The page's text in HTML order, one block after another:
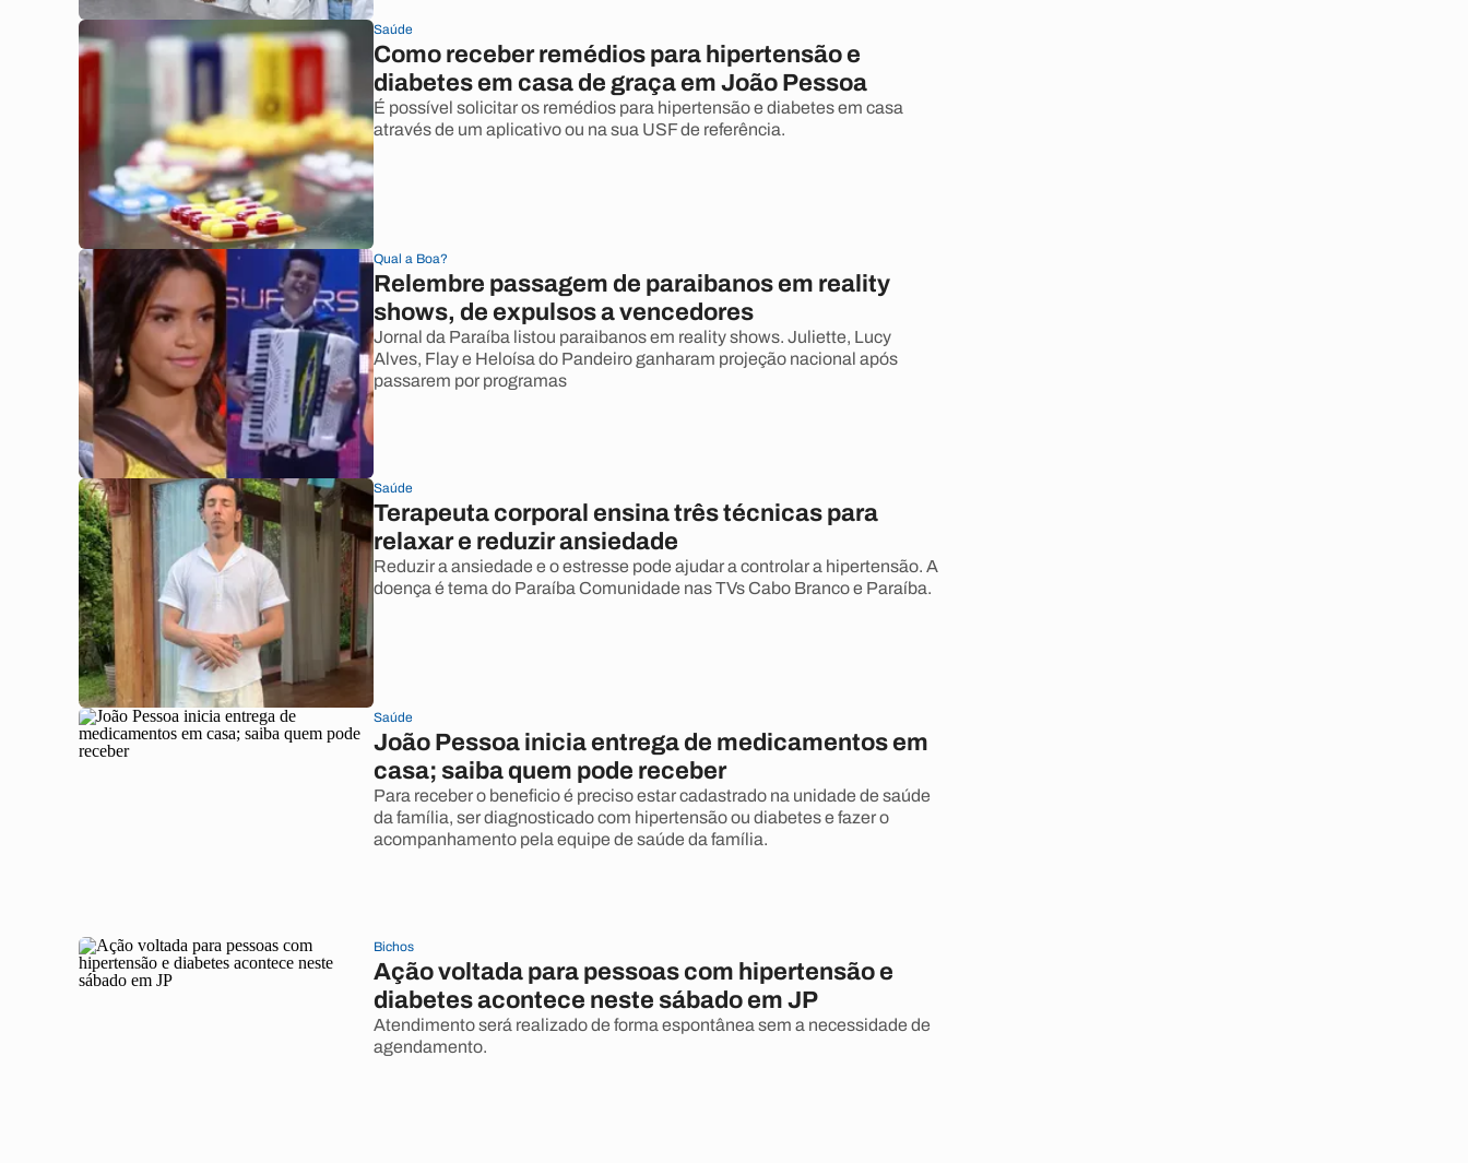
Saúde
Como receber remédios para hipertensão e
diabetes em casa de graça em João Pessoa
É possível solicitar os remédios para hipertensão e diabetes em casa
através de um aplicativo ou na sua USF de referência.
Qual a Boa?
Relembre passagem de paraibanos em reality
shows, de expulsos a vencedores
Jornal da Paraíba listou paraibanos em reality shows. Juliette, Lucy
Alves, Flay e Heloísa do Pandeiro ganharam projeção nacional após
passarem por programas
Saúde
Terapeuta corporal ensina três técnicas para
relaxar e reduzir ansiedade
Reduzir a ansiedade e o estresse pode ajudar a controlar a hipertensão. A
doença é tema do Paraíba Comunidade nas TVs Cabo Branco e Paraíba.
Saúde
João Pessoa inicia entrega de medicamentos em
casa; saiba quem pode receber
Para receber o beneficio é preciso estar cadastrado na unidade de saúde
da família, ser diagnosticado com hipertensão ou diabetes e fazer o
acompanhamento pela equipe de saúde da família.
Bichos
Ação voltada para pessoas com hipertensão e
diabetes acontece neste sábado em JP
Atendimento será realizado de forma espontânea sem a necessidade de
agendamento.